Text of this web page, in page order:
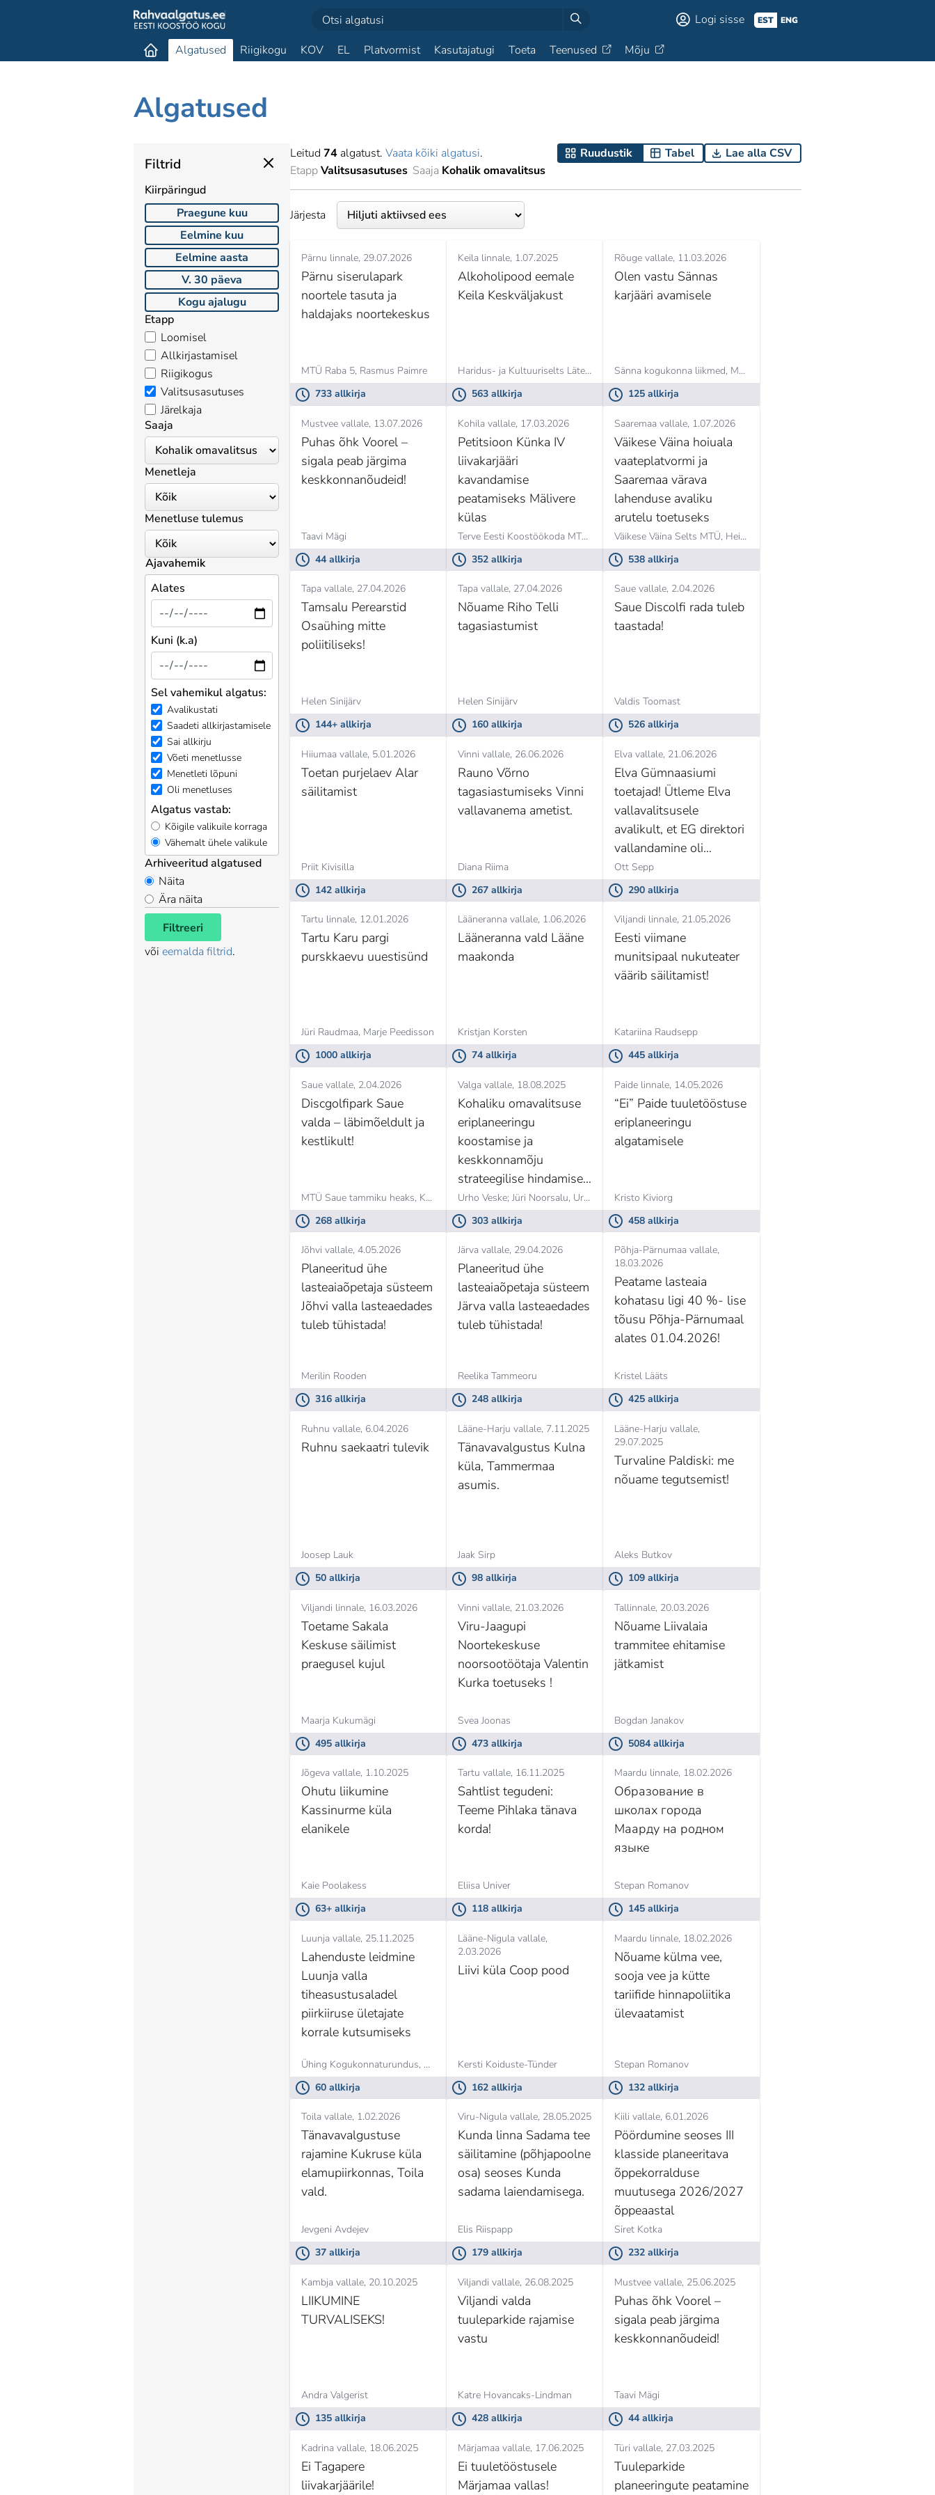
Logi sisse EST ENG
Algatused Riigikogu KOV EL Platvormist Kasutajatugi Toeta Teenused Mõju
Algatused
Filtrid
Kiirpäringud
Praegune kuu
Eelmine kuu
Eelmine aasta
V. 30 päeva
Kogu ajalugu
Etapp
Loomisel
Allkirjastamisel
Riigikogus
Valitsusasutuses
Järelkaja
Saaja
Menetleja
Menetluse tulemus
Ajavahemik
Alates
Kuni (k.a)
Sel vahemikul algatus:
Avalikustati
Saadeti allkirjastamisele
Sai allkirju
Võeti menetlusse
Menetleti lõpuni
Oli menetluses
Algatus vastab:
Kõigile valikuile korraga
Vähemalt ühele valikule
Arhiveeritud algatused
Näita
Ära näita
Filtreeri
või eemalda filtrid.
Leitud 74 algatust. Vaata kõiki algatusi. Ruudustik Tabel
Lae alla CSV
EtappValitsusasutuses Saaja Kohalik omavalitsus
Järjesta
Pärnu linnale 29.07.2026
Pärnu siserulapark
noortele tasuta ja
haldajaks noortekeskus
MTÜ Raba 5, Rasmus Paimre
733 allkirja
Keila linnale 1.07.2025
Alkoholipood eemale
Keila Keskväljakust
Haridus- ja Kultuuriselts Läte,Pille Keller
563 allkirja
Rõuge vallale 11.03.2026
Olen vastu Sännas
karjääri avamisele
Sänna kogukonna liikmed, Maarika Niidumaa
125 allkirja
Mustvee vallale 13.07.2026
Puhas õhk Voorel –
sigala peab järgima
keskkonnanõudeid!
Taavi Mägi
44 allkirja
Kohila vallale 17.03.2026
Petitsioon Künka IV
liivakarjääri
kavandamise
peatamiseks Mälivere
külas
Terve Eesti Koostöökoda MTÜ,
Hando Tõnumaa
352 allkirja
Saaremaa vallale 1.07.2026
Väikese Väina hoiuala
vaateplatvormi ja
Saaremaa värava
lahenduse avaliku
arutelu toetuseks
Väikese Väina Selts MTÜ, Heiki Hanso
538 allkirja
Tapa vallale 27.04.2026
Tamsalu Perearstid
Osaühing mitte
poliitiliseks!
Helen Sinijärv
144+ allkirja
Tapa vallale 27.04.2026
Nõuame Riho Telli
tagasiastumist
Helen Sinijärv
160 allkirja
Saue vallale 2.04.2026
Saue Discolfi rada tuleb
taastada!
Valdis Toomast
526 allkirja
Hiiumaa vallale 5.01.2026
Toetan purjelaev Alar
säilitamist
Priit Kivisilla
142 allkirja
Vinni vallale 26.06.2026
Rauno Võrno
tagasiastumiseks Vinni
vallavanema ametist.
Diana Riima
267 allkirja
Elva vallale 21.06.2026
Elva Gümnaasiumi
toetajad! Ütleme Elva
vallavalitsusele
avalikult, et EG direktori
vallandamine oli
korraldatud
ebapädevalt, kiirustades
ja õpilaste, õpetajate
ning lastevanemate
huve mitte arvestades
Ott Sepp
290 allkirja
Tartu linnale 12.01.2026
Tartu Karu pargi
purskkaevu uuestisünd
Jüri Raudmaa, Marje Peedisson
1000 allkirja
Lääneranna vallale 1.06.2026
Lääneranna vald Lääne
maakonda
Kristjan Korsten
74 allkirja
Viljandi linnale 21.05.2026
Eesti viimane
munitsipaal nukuteater
väärib säilitamist!
Katariina Raudsepp
445 allkirja
Saue vallale 2.04.2026
Discgolfipark Saue
valda – läbimõeldult ja
kestlikult!
MTÜ Saue tammiku heaks, Kadri Katariina Johanson
268 allkirja
Valga vallale 18.08.2025
Kohaliku omavalitsuse
eriplaneeringu
koostamise ja
keskkonnamõju
strateegilise hindamise
lõpetamine
Urho Veske; Jüri Noorsalu, Urho Veske
303 allkirja
Paide linnale 14.05.2026
“Ei” Paide tuuletööstuse
eriplaneeringu
algatamisele
Kristo Kiviorg
458 allkirja
Jõhvi vallale 4.05.2026
Planeeritud ühe
lasteaiaõpetaja süsteem
Jõhvi valla lasteaedades
tuleb tühistada!
Merilin Rooden
316 allkirja
Järva vallale 29.04.2026
Planeeritud ühe
lasteaiaõpetaja süsteem
Järva valla lasteaedades
tuleb tühistada!
Reelika Tammeoru
248 allkirja
Põhja-Pärnumaa vallale
18.03.2026
Peatame lasteaia
kohatasu ligi 40 %- lise
tõusu Põhja-Pärnumaal
alates 01.04.2026!
Kristel Lääts
425 allkirja
Ruhnu vallale 6.04.2026
Ruhnu saekaatri tulevik
Joosep Lauk
50 allkirja
Lääne-Harju vallale 7.11.2025
Tänavavalgustus Kulna
küla, Tammermaa
asumis.
Jaak Sirp
98 allkirja
Lääne-Harju vallale
29.07.2025
Turvaline Paldiski: me
nõuame tegutsemist!
Aleks Butkov
109 allkirja
Viljandi linnale 16.03.2026
Toetame Sakala
Keskuse säilimist
praegusel kujul
Maarja Kukumägi
495 allkirja
Vinni vallale 21.03.2026
Viru-Jaagupi
Noortekeskuse
noorsootöötaja Valentin
Kurka toetuseks !
Svea Joonas
473 allkirja
Tallinnale 20.03.2026
Nõuame Liivalaia
trammitee ehitamise
jätkamist
Bogdan Janakov
5084 allkirja
Jõgeva vallale 1.10.2025
Ohutu liikumine
Kassinurme küla
elanikele
Kaie Poolakess
63+ allkirja
Tartu vallale 16.11.2025
Sahtlist tegudeni:
Teeme Pihlaka tänava
korda!
Eliisa Univer
118 allkirja
Maardu linnale 18.02.2026
Образование в
школах города
Маарду на родном
языке
Stepan Romanov
145 allkirja
Luunja vallale 25.11.2025
Lahenduste leidmine
Luunja valla
tiheasustusaladel
piirkiiruse ületajate
korrale kutsumiseks
Ühing Kogukonnaturundus, Aivar Karus
60 allkirja
Lääne-Nigula vallale
2.03.2026
Liivi küla Coop pood
Kersti Koiduste-Tünder
162 allkirja
Maardu linnale 18.02.2026
Nõuame külma vee,
sooja vee ja kütte
tariifide hinnapoliitika
ülevaatamist
Stepan Romanov
132 allkirja
Toila vallale 1.02.2026
Tänavavalgustuse
rajamine Kukruse küla
elamupiirkonnas, Toila
vald.
Jevgeni Avdejev
37 allkirja
Viru-Nigula vallale 28.05.2025
Kunda linna Sadama tee
säilitamine (põhjapoolne
osa) seoses Kunda
sadama laiendamisega.
Elis Riispapp
179 allkirja
Kiili vallale 6.01.2026
Pöördumine seoses III
klasside planeeritava
õppekorralduse
muutusega 2026/2027
õppeaastal
Siret Kotka
232 allkirja
Kambja vallale 20.10.2025
LIIKUMINE
TURVALISEKS!
Andra Valgerist
135 allkirja
Viljandi vallale 26.08.2025
Viljandi valda
tuuleparkide rajamise
vastu
Katre Hovancaks-Lindman
428 allkirja
Mustvee vallale 25.06.2025
Puhas õhk Voorel –
sigala peab järgima
keskkonnanõudeid!
Taavi Mägi
44 allkirja
Kadrina vallale 18.06.2025
Ei Tagapere
liivakarjäärile!
Märjamaa vallale 17.06.2025
Ei tuuletööstusele
Märjamaa vallas!
Türi vallale 27.03.2025
Tuuleparkide
planeeringute peatamine